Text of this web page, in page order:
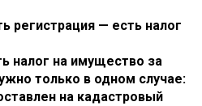
регистрация — есть налог
налог на имущество за
только в одном случае:
на кадастровый